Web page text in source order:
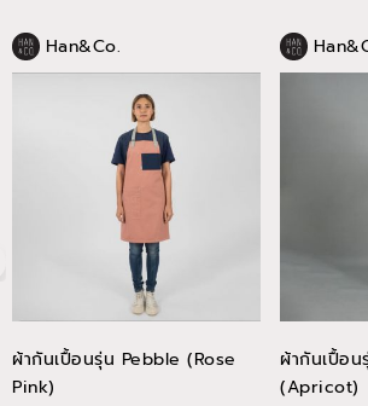
Han&Co.
ผ้ากันเปื้อนรุ่น Pebble (Rose
Pink)
ผ้ากันเปื้อ
(Apricot)